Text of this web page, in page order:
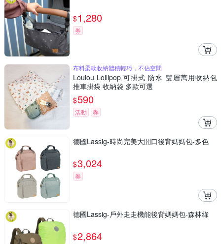
$1,280
券
布料柔軟收納體積輕巧，不佔空間
Loulou Lollipop 可掛式 防水 雙層萬用收納包
推車掛袋 收納袋 多款可選
$590
活動 券
德國Lassig-時尚完美大開口後背媽媽包-多色
$3,024
券
德國Lassig-戶外走走機能後背媽媽包-森林綠
$2,864